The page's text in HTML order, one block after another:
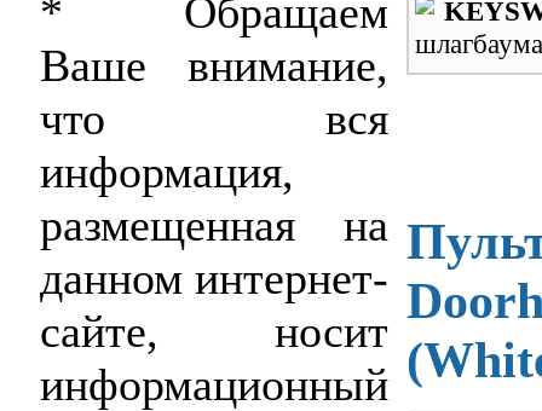
* Обращаем
Ваше внимание,
что вся
информация,
размещенная на
данном интернет-
сайте, носит
информационный